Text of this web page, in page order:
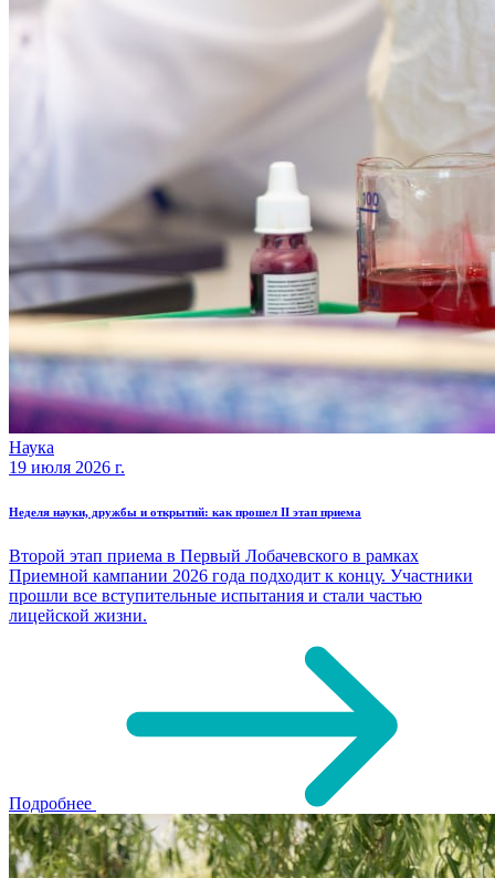
Наука
19 июля 2026 г.
Неделя науки, дружбы и открытий: как прошел II этап приема
Второй этап приема в Первый Лобачевского в рамках
Приемной кампании 2026 года подходит к концу. Участники
прошли все вступительные испытания и стали частью
лицейской жизни.
Подробнее